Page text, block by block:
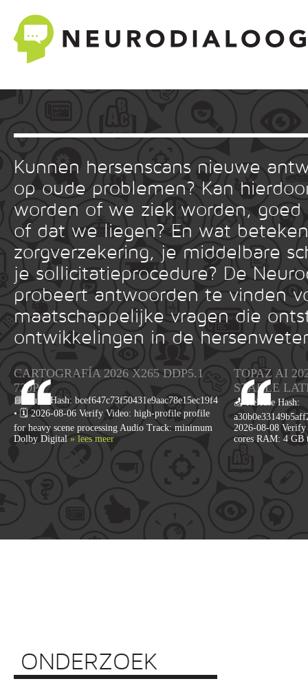
Kunnen hersenscans nieuwe
op oude problemen? Kan
worden of we ziek worden, goed
of dat we liegen? En wat
zorgverzekering, je middelbare
je sollicitatieprocedure? De
probeert antwoorden te vinden
maatschappelijke vragen die
ontwikkelingen in de
CARTOGRAFÍA 2026 X265 DDP5.1
720P
📘 Build Hash: bcef647c73f50431e9aac78e15ec19f4
• 🗓 2026-08-06 Verify Video: high-profile profile
for heavy scene processing Audio Track: minimum
Dolby Digital » lees meer
TOPAZ AI
STABLE
📤 Release Hash:
2026-08-08 Verify
cores RAM: 4
ONDERZOEK